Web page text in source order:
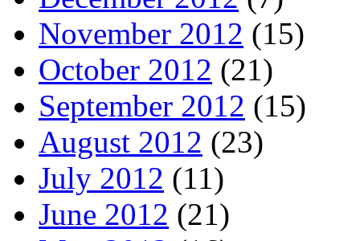
November 2012 (15)
October 2012 (21)
September 2012 (15)
August 2012 (23)
July 2012 (11)
June 2012 (21)